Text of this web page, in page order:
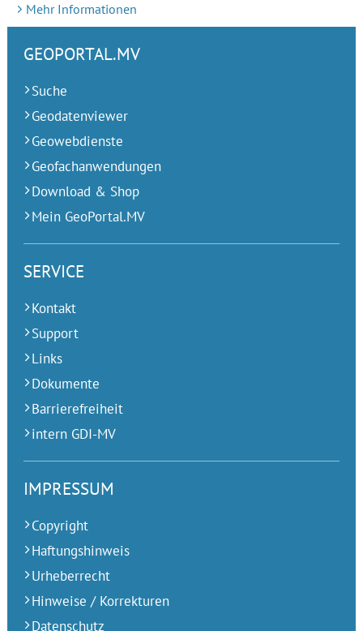
Mehr Informationen
GEOPORTAL.MV
Suche
Geodatenviewer
Geowebdienste
Geofachanwendungen
Download & Shop
Mein GeoPortal.MV
SERVICE
Kontakt
Support
Links
Dokumente
Barrierefreiheit
intern GDI-MV
IMPRESSUM
Copyright
Haftungshinweis
Urheberrecht
Hinweise / Korrekturen
Datenschutz